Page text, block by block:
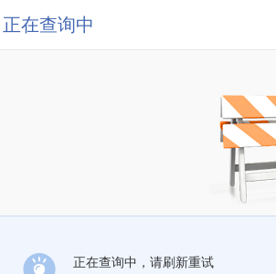
正在查询中
正在查询中，请刷新重试